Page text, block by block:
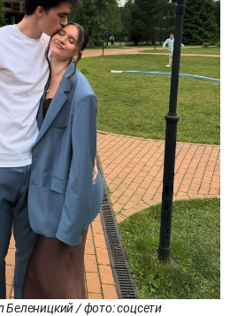
Беленицкий / фото: соцсети